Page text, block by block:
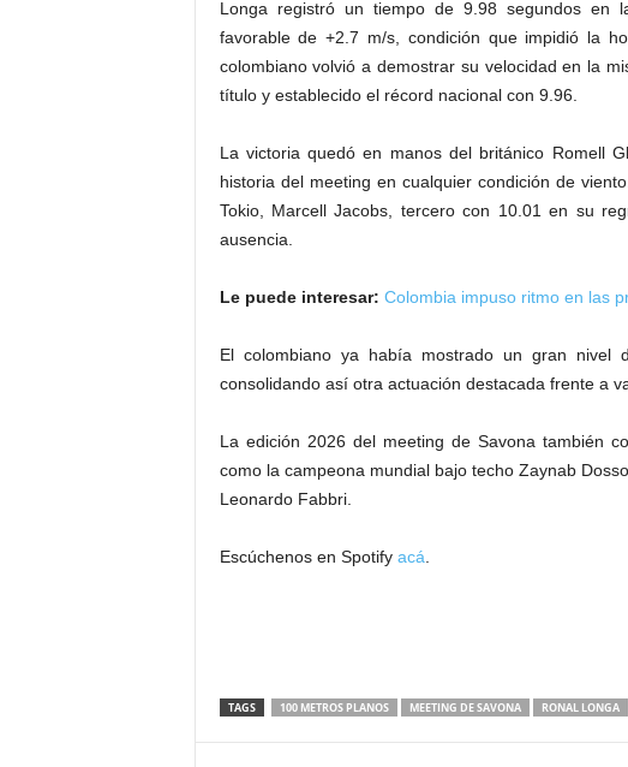
Longa registró un tiempo de 9.98 segundos en
favorable de +2.7 m/s, condición que impidió la
colombiano volvió a demostrar su velocidad en la
título y establecido el récord nacional con 9.96.
La victoria quedó en manos del británico Romell
historia del meeting en cualquier condición de
Tokio, Marcell Jacobs , tercero con 10.01 en su
ausencia.
Le puede interesar: Colombia impuso ritmo en las
El colombiano ya había mostrado un gran nivel
consolidando así otra actuación destacada frente a
La edición 2026 del meeting de Savona también
como la campeona mundial bajo techo Zaynab Dosso
Leonardo Fabbri.
Escúchenos en Spotify acá
TAGS 100 METROS PLANOS MEETING DE SAVONA RONAL LONGA